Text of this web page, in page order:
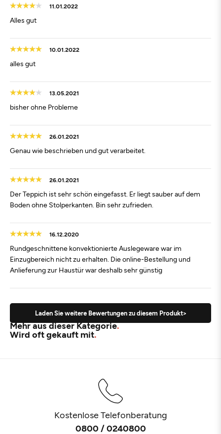
11.01.2022
Alles gut
10.01.2022
alles gut
13.05.2021
bisher ohne Probleme
26.01.2021
Genau wie beschrieben und gut verarbeitet.
26.01.2021
Der Teppich ist sehr schön eingefasst. Er liegt sauber auf dem
Boden ohne Stolperkanten. Bin sehr zufrieden.
16.12.2020
Rundgeschnittene konvektionierte Auslegeware war im
Einzugbereich nicht zu erhalten. Die online-Bestellung und
Anlieferung zur Haustür war deshalb sehr günstig
Laden Sie weitere Bewertungen zu diesem Produkt>
Mehr aus dieser Kategorie
Wird oft gekauft mit
Kostenlose Telefonberatung
0800 / 0240800